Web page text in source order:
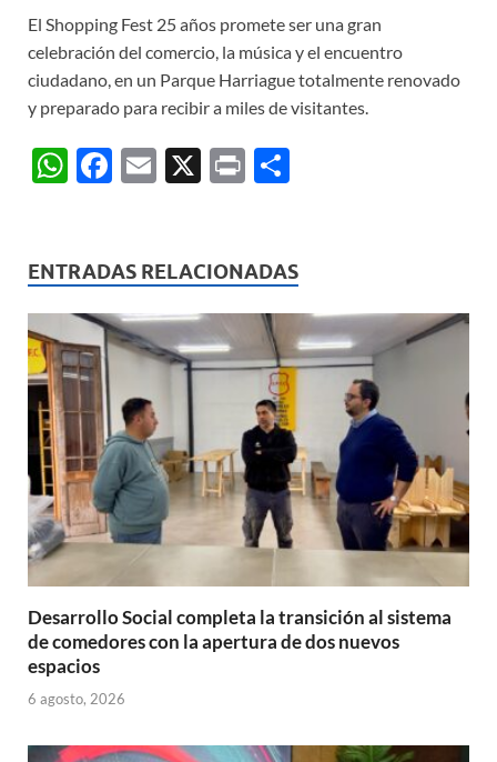
El Shopping Fest 25 años promete ser una gran
celebración del comercio, la música y el encuentro
ciudadano, en un Parque Harriague totalmente renovado
y preparado para recibir a miles de visitantes.
W
s
A
p
p
F
b
o
o
E
X
P
p
ar
ti
r
ENTRADAS RELACIONADAS
Desarrollo Social completa la transición al sistema
de comedores con la apertura de dos nuevos
espacios
6 agosto, 2026